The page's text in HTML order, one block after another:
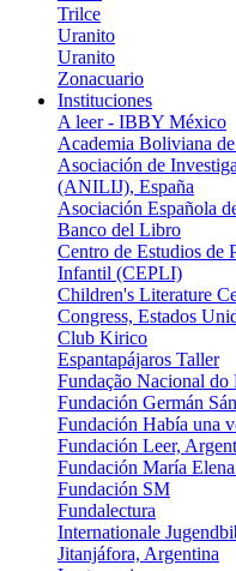
Trilce
Uranito
Uranito
Zonacuario
Instituciones
A leer - IBBY México
Academia Boliviana
Asociación de
(ANILIJ), España
Asociación Española
Banco del Libro
Centro de Estudios de
Infantil (CEPLI)
Children's Literature
Congress, Estados
Club Kirico
Espantapájaros Taller
Fundação Nacional
Fundación Germán
Fundación Habí­a una
Fundación Leer,
Fundación María
Fundación SM
Fundalectura
Internationale
Jitanjáfora, Argentina